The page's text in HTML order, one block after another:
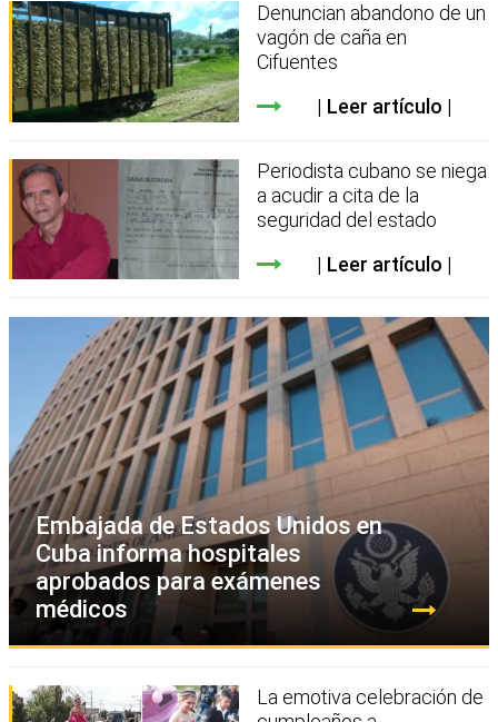
Denuncian abandono de un
vagón de caña en
Cifuentes
Leer artículo
Periodista cubano se niega
a acudir a cita de la
seguridad del estado
Leer artículo
Embajada de Estados Unidos en
Cuba informa hospitales
aprobados para exámenes
médicos
La emotiva celebración de